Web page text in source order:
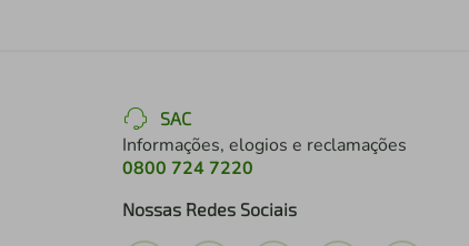
SAC
Informações, elogios e reclamações
0800 724 7220
Nossas Redes Sociais